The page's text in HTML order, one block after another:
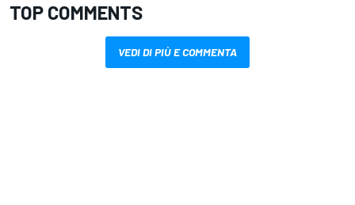
TOP COMMENTS
VEDI DI PIÙ E COMMENTA